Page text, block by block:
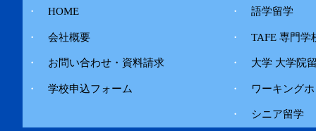
・ HOME ・ 語学留学
・ 会社概要 ・ TAFE 専門学
・ お問い合わせ・資料請求 ・ 大学 大学院
・ 学校申込フォーム ・ ワーキング
・ シニア留学